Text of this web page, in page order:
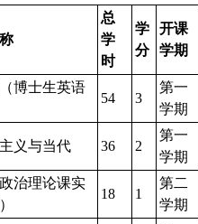
总
学
时
学
分
开课
学期
博士生英语
54 3
第一
学期
义与当代 36 2
第一
学期
治理论课实
18 1
第二
学期